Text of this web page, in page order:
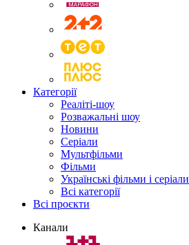
Категорії
Реаліті-шоу
Розважальні шоу
Новини
Серіали
Мультфільми
Фільми
Українські фільми і серіали
Всі категорії
Всі проєкти
Канали